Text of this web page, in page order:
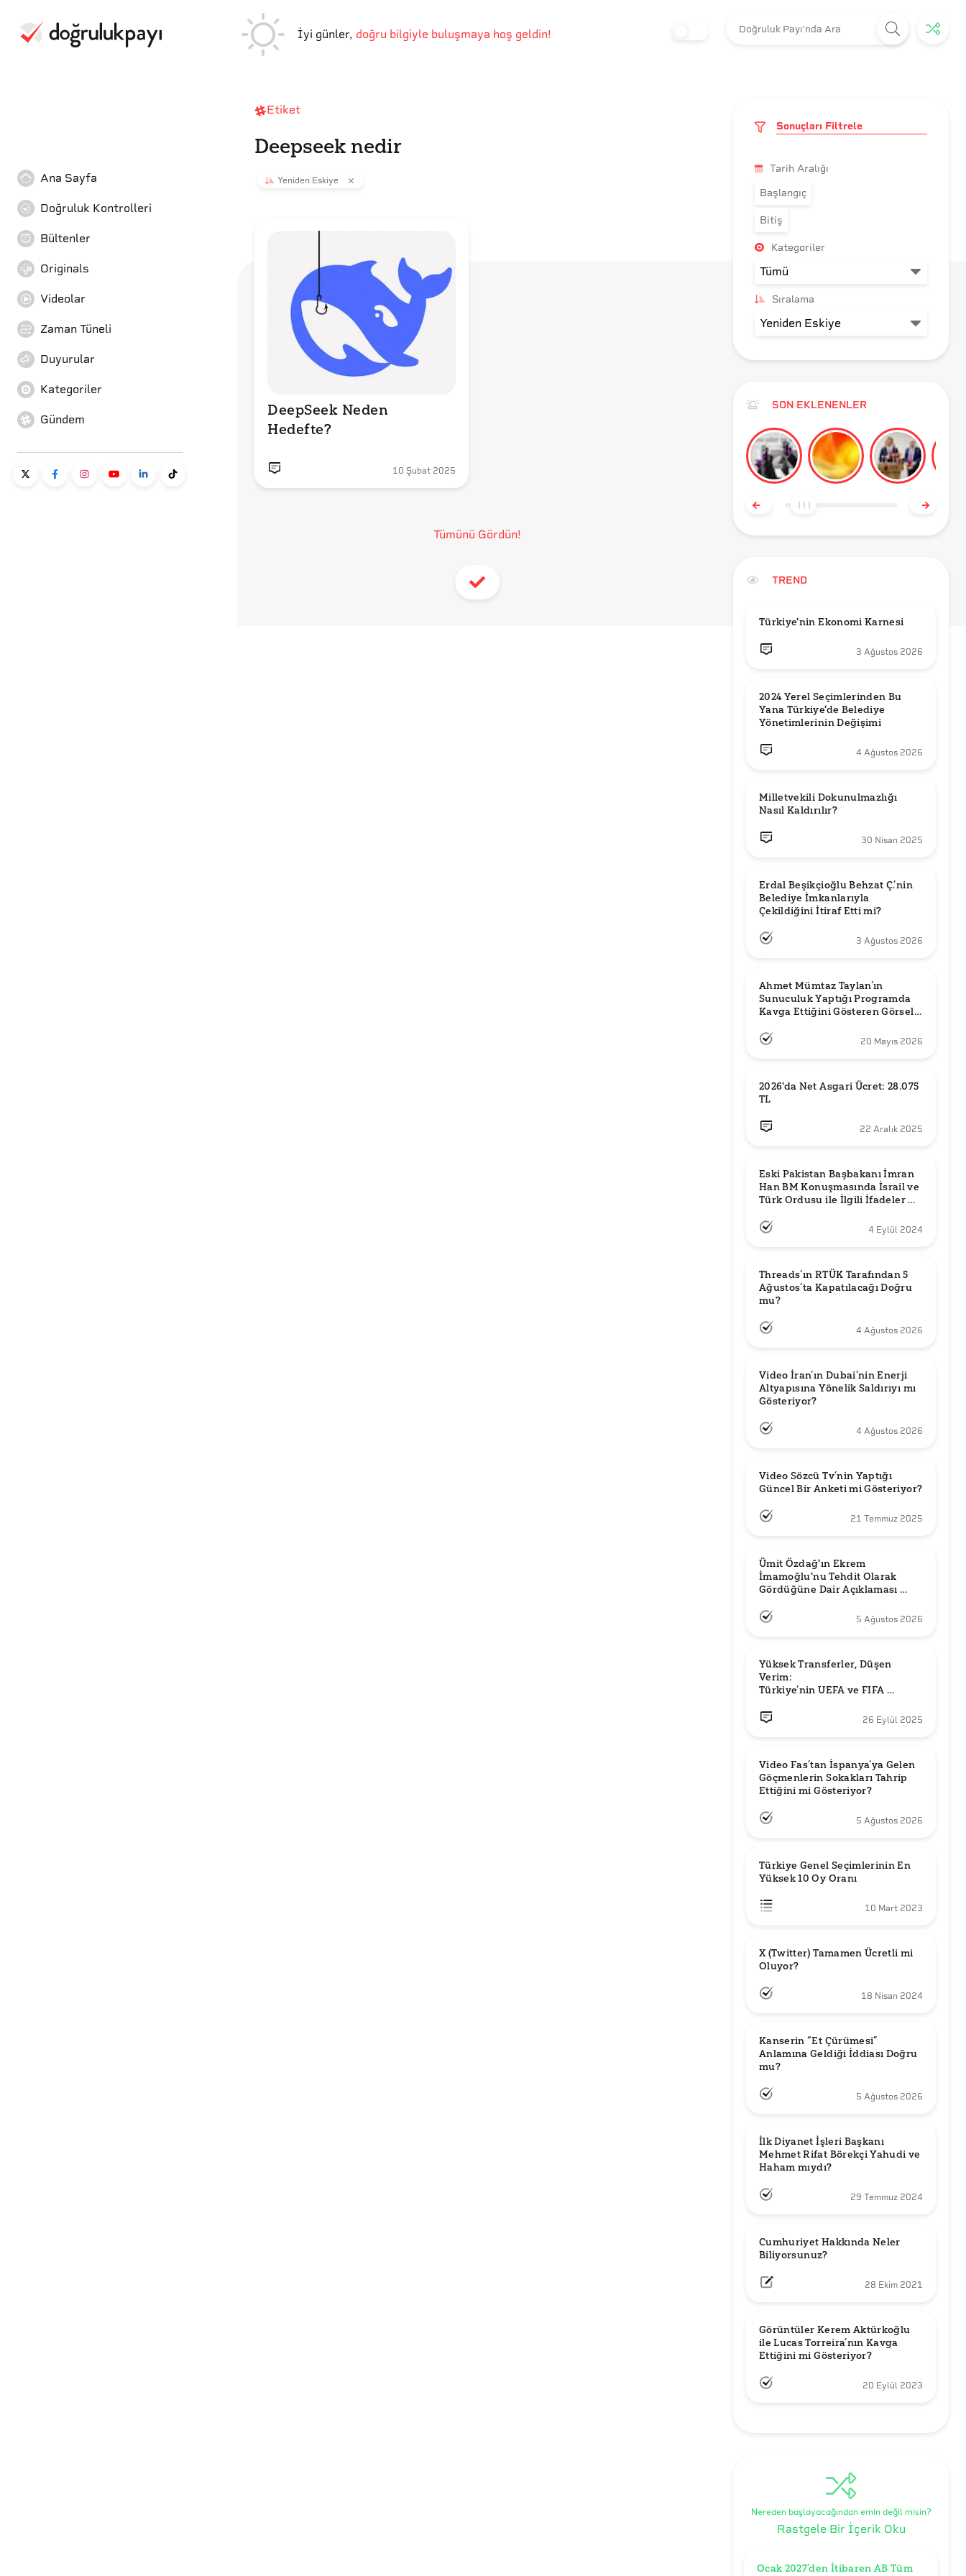
İyi günler, doğru bilgiyle buluşmaya hoş geldin!
Ana Sayfa
Doğruluk Kontrolleri
Bültenler
Originals
Videolar
Zaman Tüneli
Duyurular
Kategoriler
Gündem
Etiket
Deepseek nedir
Yeniden Eskiye
DeepSeek Neden
Hedefte?
10 Şubat 2025
Tümünü Gördün!
Sonuçları Filtrele
Tarih Aralığı
Başlangıç
Bitiş
Kategoriler
Sıralama
SON EKLENENLER
TREND
Türkiye'nin Ekonomi Karnesi
3 Ağustos 2026
2024 Yerel Seçimlerinden Bu
Yana Türkiye'de Belediye
Yönetimlerinin Değişimi
4 Ağustos 2026
Milletvekili Dokunulmazlığı
Nasıl Kaldırılır?
30 Nisan 2025
Erdal Beşikçioğlu Behzat Ç.’nin
Belediye İmkanlarıyla
3 Ağustos 2026
Ahmet Mümtaz Taylan’ın
Sunuculuk Yaptığı Programda
Kavga Ettiğini Gösteren Görsel
20 Mayıs 2026
2026'da Net Asgari Ücret: 28.075
TL
22 Aralık 2025
Eski Pakistan Başbakanı İmran
Han BM Konuşmasında İsrail ve
Türk Ordusu ile İlgili İfadeler mi
4 Eylül 2024
Threads’ın RTÜK Tarafından 5
Ağustos’ta Kapatılacağı Doğru
mu?
4 Ağustos 2026
Video İran’ın Dubai’nin Enerji
Altyapısına Yönelik Saldırıyı mı
Gösteriyor?
4 Ağustos 2026
Video Sözcü Tv’nin Yaptığı
Güncel Bir Anketi mi Gösteriyor?
21 Temmuz 2025
Ümit Özdağ'ın Ekrem
İmamoğlu'nu Tehdit Olarak
Gördüğüne Dair Açıklaması
5 Ağustos 2026
Yüksek Transferler, Düşen
Verim:
Türkiye’nin UEFA ve FIFA
26 Eylül 2025
Video Fas’tan İspanya’ya Gelen
Göçmenlerin Sokakları Tahrip
Ettiğini mi Gösteriyor?
5 Ağustos 2026
Türkiye Genel Seçimlerinin En
Yüksek 10 Oy Oranı
10 Mart 2023
X (Twitter) Tamamen Ücretli mi
Oluyor?
18 Nisan 2024
Kanserin “Et Çürümesi”
Anlamına Geldiği İddiası Doğru
mu?
5 Ağustos 2026
İlk Diyanet İşleri Başkanı
Mehmet Rifat Börekçi Yahudi ve
Haham mıydı?
29 Temmuz 2024
Cumhuriyet Hakkında Neler
Biliyorsunuz?
28 Ekim 2021
Görüntüler Kerem Aktürkoğlu
ile Lucas Torreira’nın Kavga
Ettiğini mi Gösteriyor?
20 Eylül 2023
Nereden başlayacağından emin değil misin?
Rastgele Bir İçerik Oku
Ocak 2027’den İtibaren AB Tüm